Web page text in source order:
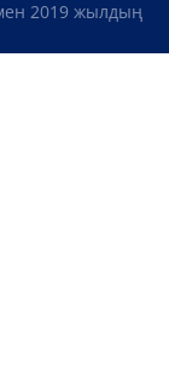
2019 жылдың